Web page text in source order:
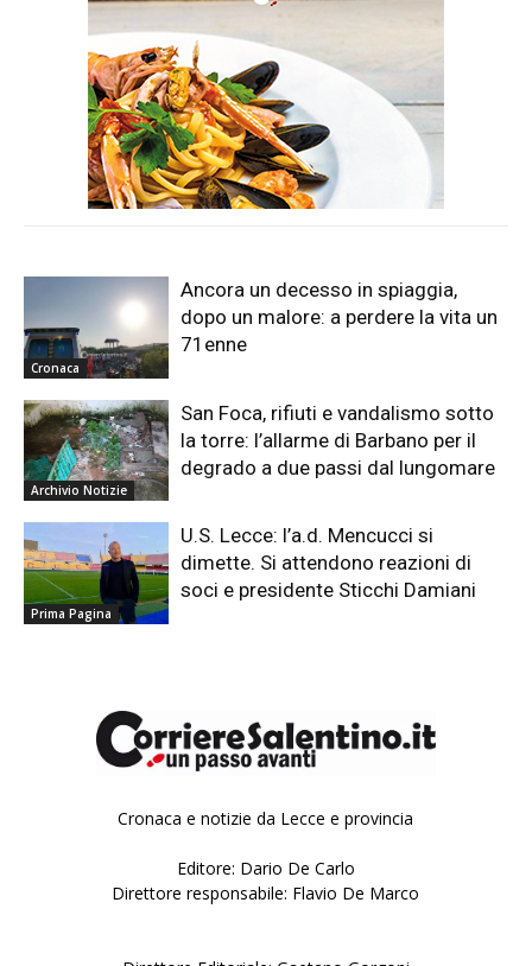
Cronaca
Ancora un decesso in spiaggia,
dopo un malore: a perdere la vita un
71enne
Archivio Notizie
San Foca, rifiuti e vandalismo sotto
la torre: l’allarme di Barbano per il
degrado a due passi dal lungomare
Prima Pagina
U.S. Lecce: l’a.d. Mencucci si
dimette. Si attendono reazioni di
soci e presidente Sticchi Damiani
Cronaca e notizie da Lecce e provincia
Editore: Dario De Carlo
Direttore responsabile: Flavio De Marco